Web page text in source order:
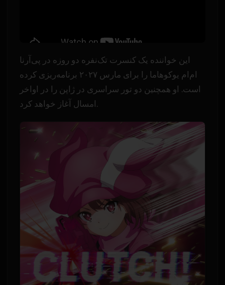
این خواننده یک کنسرت تک‌نفره دو روزه در پی‌آرنا
ام‌ام یوکوهاما را برای مارس ۲۰۲۷ برنامه‌ریزی کرده
است. او همچنین دو تور سراسری در ژاپن را در اواخر
امسال آغاز خواهد کرد.